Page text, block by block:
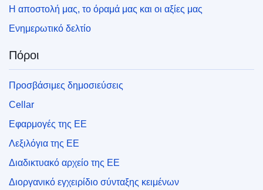
Η αποστολή μας, το όραμά μας και οι αξίες μας
Ενημερωτικό δελτίο
Πόροι
Προσβάσιμες δημοσιεύσεις
Cellar
Εφαρμογές της ΕΕ
Λεξιλόγια της ΕΕ
Διαδικτυακό αρχείο της ΕΕ
Διοργανικό εγχειρίδιο σύνταξης κειμένων